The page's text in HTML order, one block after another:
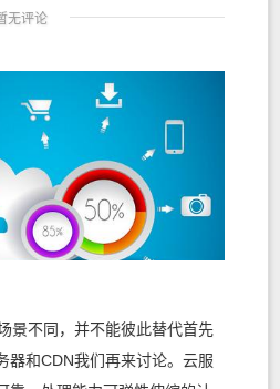
无评论
景不同，并不能彼此替代首先
器和CDN我们再来讨论。云服